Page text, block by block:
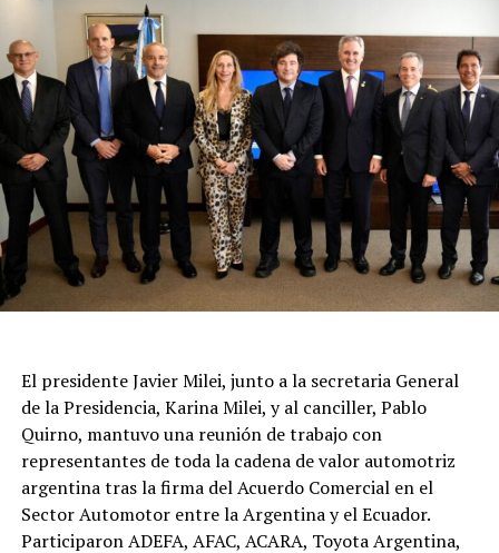
El presidente Javier Milei, junto a la secretaria General
de la Presidencia, Karina Milei, y al canciller, Pablo
Quirno, mantuvo una reunión de trabajo con
representantes de toda la cadena de valor automotriz
argentina tras la firma del Acuerdo Comercial en el
Sector Automotor entre la Argentina y el Ecuador.
Participaron ADEFA, AFAC, ACARA, Toyota Argentina,